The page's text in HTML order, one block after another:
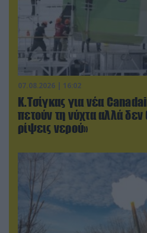
07.08.2026 | 16:02
Κ.Τσίγκας για νέα
πετούν τη νύχτα αλλά
ρίψεις νερού»